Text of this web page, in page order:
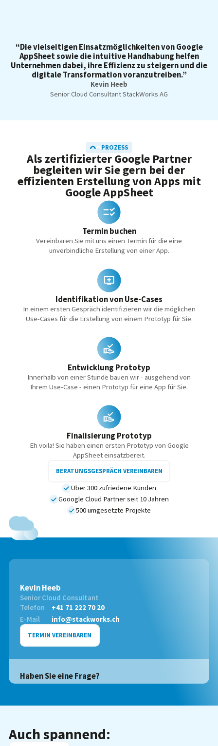
“Die vielseitigen Einsatzmöglichkeiten von Google
AppSheet sowie die intuitive Handhabung helfen
Unternehmen dabei, ihre Effizienz zu steigern und die
digitale Transformation voranzutreiben.”
Kevin Heeb
Senior Cloud Consultant StackWorks AG
PROZESS
Als zertifizierter Google Partner
begleiten wir Sie gern bei der
effizienten Erstellung von Apps mit
Google AppSheet
Termin buchen
Vereinbaren Sie mit uns einen Termin für die eine
unverbindliche Erstellung von einer App.
Identifikation von Use-Cases
In einem ersten Gespräch identifizieren wir die möglichen
Use-Cases für die Erstellung von einem Prototyp für Sie.
Entwicklung Prototyp
Innerhalb von einer Stunde bauen wir - ausgehend von
Ihrem Use-Case - einen Prototyp für eine App für Sie.
Finalisierung Prototyp
Eh voila! Sie haben einen ersten Prototyp von Google
AppSheet einsatzbereit.
BERATUNGSGESPRÄCH VEREINBAREN
Über 300 zufriedene Kunden
Gooogle Cloud Partner seit 10 Jahren
500 umgesetzte Projekte
Kevin Heeb
Senior Cloud Consultant
Telefon
+41 71 222 70 20
E-Mail
info@stackworks.ch
TERMIN VEREINBAREN
Haben Sie eine Frage?
Auch spannend: